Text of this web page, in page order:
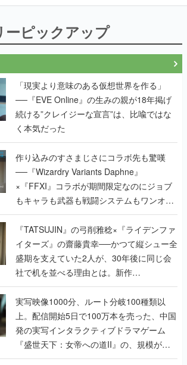
ーピックアップ
「現実より意味のある仮想世界を作る」
──『EVE Online』の生みの親が18年掲げ
続ける”クレイジーな宣言”は、比喩ではな
く本気だった
作り込みのすさまじさにコラボ先も驚嘆
──『Wizardry Variants Daphne』
×『FFXI』コラボが期間限定なのにジョブ
もキャラも武器も戦闘システムもワンオフ
で作り込まれた理由を両ディレクターに聞
く
『TATSUJIN』の弓削雅稔×『ライデンファ
イターズ』の齋藤貴幸──かつて縦シュー全
盛期を支えていた2人が、30年後に同じ会
社で机を並べる理由とは。新作
『TATSUJIN EXTREME』で初タッグを組
んだレジェンド2人に訊く開発秘話
実写映像1000分、ルート分岐100種類以
上。配信開始5日で100万本を売った、中国
発の実写インタラクティブドラマゲーム
『盛世天下：女帝への道II』の、規模が違
うこだわりをプロデューサーに聞いた